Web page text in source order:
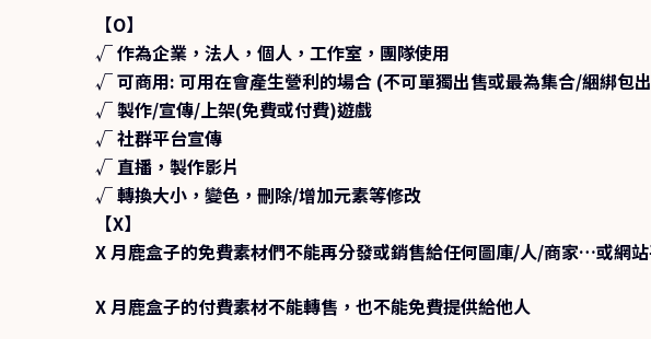
【O】
√ 作為企業，法人，個人，工作室，團隊使用
√ 可商用: 可用在會產生營利的場合 (不可單獨出售或最為集合/綑綁包
√ 製作/宣傳/上架(免費或付費)遊戲
√ 社群平台宣傳
√ 直播，製作影片
√ 轉換大小，變色，刪除/增加元素等修改
【X】
X 月鹿盒子的免費素材們不能再分發或銷售給任何圖庫/人/商家…或網
X 月鹿盒子的付費素材不能轉售，也不能免費提供給他人